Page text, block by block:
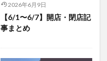
2026年6月9日
【6/1〜6/7】開店・閉店記
事まとめ